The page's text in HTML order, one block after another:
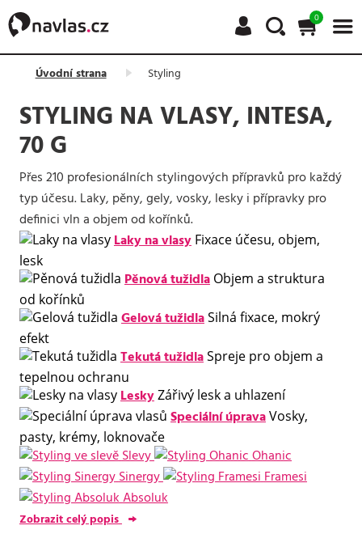
0
Úvodní strana Styling
STYLING NA VLASY, INTESA,
70 G
Přes 210 profesionálních stylingových přípravků pro každý
typ účesu. Laky, pěny, gely, vosky, lesky i přípravky pro
definici vln a objem od kořínků.
Laky na vlasy Fixace účesu, objem,
lesk
Pěnová tužidla Objem a struktura
od kořínků
Gelová tužidlaSilná fixace, mokrý
efekt
Tekutá tužidlaSpreje pro objem a
tepelnou ochranu
LeskyZářivý lesk a uhlazení
Speciální úpravaVosky,
pasty, krémy, loknovače
Slevy
Ohanic
Sinergy
Framesi
Absoluk
Zobrazit celý popis